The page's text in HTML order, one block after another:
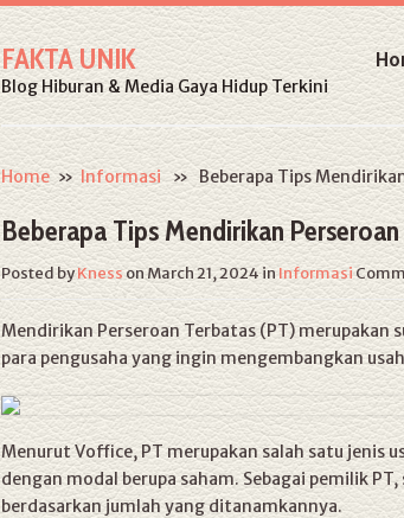
FAKTA UNIK
Blog Hiburan & Media Gaya Hidup Terkini
Home»Informasi» Beberapa Tips
Beberapa Tips Mendirikan
Posted byKnesson March 21, 2024inInformasi
Mendirikan Perseroan Terbatas (PT) merupakan
para pengusaha yang ingin mengembangkan
Menurut Voffice, PT merupakan salah satu jenis
dengan modal berupa saham. Sebagai pemilik
berdasarkan jumlah yang ditanamkannya.